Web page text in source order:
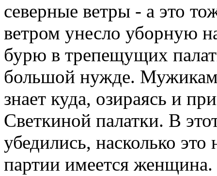
северные ветры - а это
ветром унесло уборную
бурю в трепещущих
большой нужде. Мужикам
знает куда, озираясь и
Светкиной палатки. В
убедились, насколько
партии имеется женщина.